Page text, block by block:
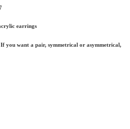
earrings
you want a pair, symmetrical or asymmetrical,